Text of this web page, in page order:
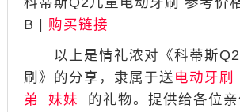
B | 购买链接
以上是情礼浓对《科蒂斯Q2
刷》的分享，隶属于送 电动牙刷
弟
妹妹 的礼物。提供给各位